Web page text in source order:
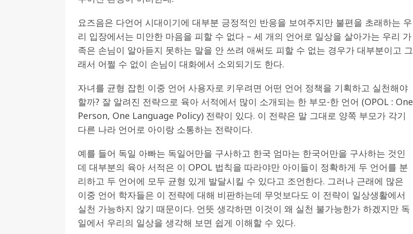
요즈음은 다언어 시대이기에 대부분 긍정적인 반응을 보여주지만 불편을 초래하는 우
리 입장에서는 미안한 마음을 피할 수 없다 – 세 개의 언어로 일상을 살아가는 우리 가
족은 손님이 알아듣지 못하는 말을 안 쓰려 애써도 피할 수 없는 경우가 대부분이고 그
래서 어쩔 수 없이 손님이 대화에서 소외되기도 한다.
자녀를 균형 잡힌 이중 언어 사용자로 키우려면 어떤 언어 정책을 기획하고 실천해야
할까? 잘 알려진 전략으로 육아 서적에서 많이 소개되는 한 부모-한 언어 (OPOL : One
Person, One Language Policy) 전략이 있다. 이 전략은 말 그대로 양쪽 부모가 각기
다른 나라 언어로 아이랑 소통하는 전략이다.
예를 들어 독일 아빠는 독일어만을 구사하고 한국 엄마는 한국어만을 구사하는 것인
데 대부분의 육아 서적은 이 OPOL 법칙을 따라야만 아이들이 정확하게 두 언어를 분
리하고 두 언어에 모두 균형 있게 발달시킬 수 있다고 조언한다. 그러나 근래에 많은
이중 언어 학자들은 이 전략에 대해 비판하는데 무엇보다도 이 전략이 일상생활에서
실천 가능하지 않기 때문이다. 언뜻 생각하면 이것이 왜 실천 불가능한가 하겠지만 독
일에서 우리의 일상을 생각해 보면 쉽게 이해할 수 있다.